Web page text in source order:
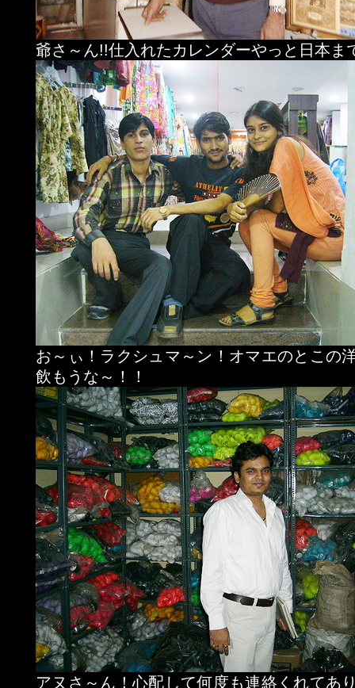
爺さ～ん!!仕入れたカレンダーやっと日本ま
お～ぃ！ラクシュマ～ン！オマエのとこの
飲もうな～！！
アヌさ～ん！心配して何度も連絡くれてあ